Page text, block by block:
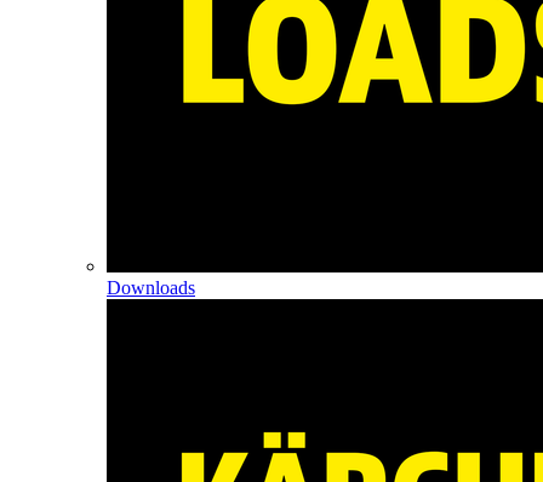
Downloads